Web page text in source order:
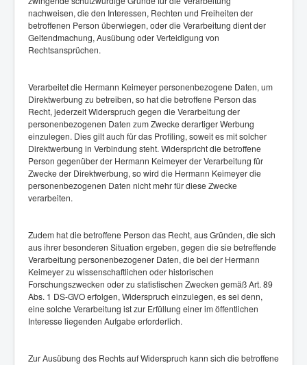
nachweisen, die den Interessen, Rechten und Freiheiten der
betroffenen Person überwiegen, oder die Verarbeitung dient der
Geltendmachung, Ausübung oder Verteidigung von
Rechtsansprüchen.
Verarbeitet die Hermann Keimeyer personenbezogene Daten, um
Direktwerbung zu betreiben, so hat die betroffene Person das
Recht, jederzeit Widerspruch gegen die Verarbeitung der
personenbezogenen Daten zum Zwecke derartiger Werbung
einzulegen. Dies gilt auch für das Profiling, soweit es mit solcher
Direktwerbung in Verbindung steht. Widerspricht die betroffene
Person gegenüber der Hermann Keimeyer der Verarbeitung für
Zwecke der Direktwerbung, so wird die Hermann Keimeyer die
personenbezogenen Daten nicht mehr für diese Zwecke
verarbeiten.
Zudem hat die betroffene Person das Recht, aus Gründen, die sich
aus ihrer besonderen Situation ergeben, gegen die sie betreffende
Verarbeitung personenbezogener Daten, die bei der Hermann
Keimeyer zu wissenschaftlichen oder historischen
Forschungszwecken oder zu statistischen Zwecken gemäß Art. 89
Abs. 1 DS-GVO erfolgen, Widerspruch einzulegen, es sei denn,
eine solche Verarbeitung ist zur Erfüllung einer im öffentlichen
Interesse liegenden Aufgabe erforderlich.
Zur Ausübung des Rechts auf Widerspruch kann sich die betroffene